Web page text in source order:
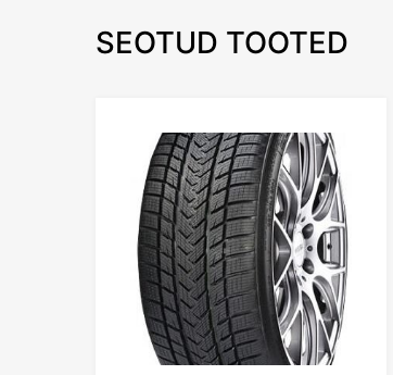
SEOTUD TOOTED